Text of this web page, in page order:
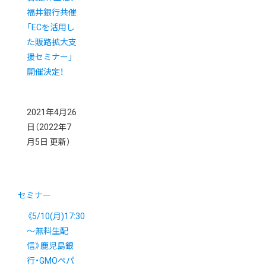
福井銀行共催
「ECを活用し
た販路拡大支
援セミナー」
開催決定！
2021年4月26
日 （2022年7
月5日 更新）
セミナー
《5/10(月)17:30
～無料生配
信》鹿児島銀
行・GMOペパ